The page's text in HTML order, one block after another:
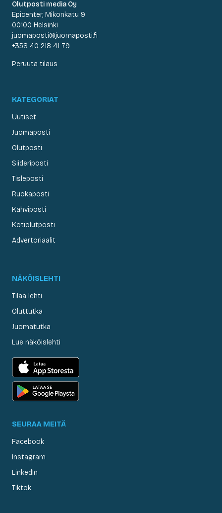
Olutposti media Oy
Epicenter, Mikonkatu 9
00100 Helsinki
juomaposti@juomaposti.fi
+358 40 218 41 79
Peruuta tilaus
KATEGORIAT
Uutiset
Juomaposti
Olutposti
Siideriposti
Tisleposti
Ruokaposti
Kahviposti
Kotiolutposti
Advertoriaalit
NÄKÖISLEHTI
Tilaa lehti
Oluttutka
Juomatutka
Lue näköislehti
SEURAA MEITÄ
Facebook
Instagram
LinkedIn
Tiktok